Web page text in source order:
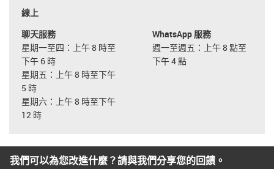
線上
聊天服務
星期一至四：上午 8 時至
下午 6 時
星期五：上午 8 時至下午
5 時
星期六：上午 8 時至下午
12 時
WhatsApp 服務
週一至週五：上午 8 點至
下午 4 點
我們可以為您改進什麼？請與我們分享您的回饋。